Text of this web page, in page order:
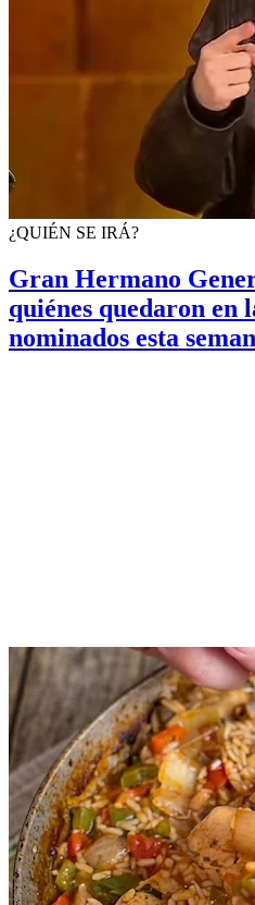
¿QUIÉN SE IRÁ?
Gran Hermano
quiénes quedaron en
nominados esta